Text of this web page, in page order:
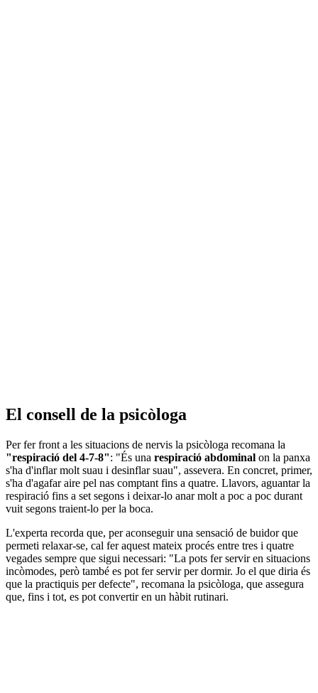
El consell de la psicòloga
Per fer front a les situacions de nervis la psicòloga recomana la
"respiració del 4-7-8": "És una respiració abdominal on la panxa
s'ha d'inflar molt suau i desinflar suau", assevera. En concret, primer,
s'ha d'agafar aire pel nas comptant fins a quatre. Llavors, aguantar la
respiració fins a set segons i deixar-lo anar molt a poc a poc durant
vuit segons traient-lo per la boca.
L'experta recorda que, per aconseguir una sensació de buidor que
permeti relaxar-se, cal fer aquest mateix procés entre tres i quatre
vegades sempre que sigui necessari: "La pots fer servir en situacions
incòmodes, però també es pot fer servir per dormir. Jo el que diria és
que la practiquis per defecte", recomana la psicòloga, que assegura
que, fins i tot, es pot convertir en un hàbit rutinari.